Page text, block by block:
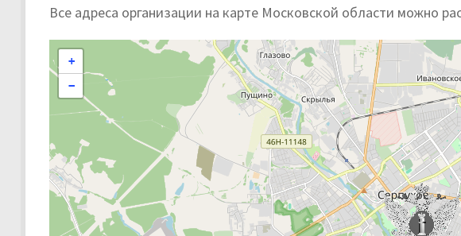
Все адреса организации на карте Московской области можно
+
−